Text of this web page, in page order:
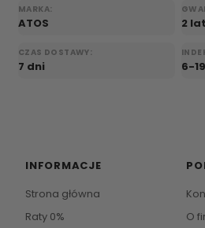
MARKA:
ATOS 2
CZAS DOSTAWY:
7 dni 6-
INFORMACJE
Strona główna
Raty 0%
O